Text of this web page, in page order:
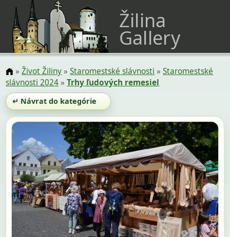
Žilina
Gallery
»Život Žiliny»Staromestské slávnosti »Staromestské
slávnosti 2024»Trhy ľudových remesiel
↵ Návrat do kategórie